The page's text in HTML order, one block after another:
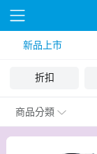
新品上市
折扣
商品分類